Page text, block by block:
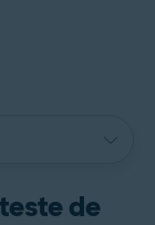
de